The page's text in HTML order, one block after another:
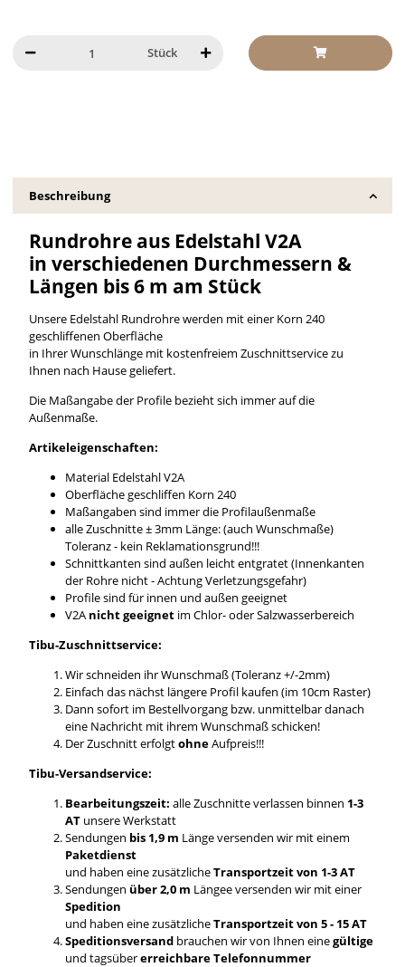
Stück
Beschreibung
Rundrohre aus Edelstahl V2A
in verschiedenen Durchmessern &
Längen bis 6 m am Stück
Unsere Edelstahl Rundrohre werden mit einer Korn 240
geschliffenen Oberfläche
in Ihrer Wunschlänge mit kostenfreiem Zuschnittservice zu
Ihnen nach Hause geliefert.
Die Maßangabe der Profile bezieht sich immer auf die
Außenmaße.
Artikeleigenschaften:
Material Edelstahl V2A
Oberfläche geschliffen Korn 240
Maßangaben sind immer die Profilaußenmaße
alle Zuschnitte ± 3mm Länge: (auch Wunschmaße)
Toleranz - kein Reklamationsgrund!!!
Schnittkanten sind außen leicht entgratet (Innenkanten
der Rohre nicht - Achtung Verletzungsgefahr)
Profile sind für innen und außen geeignet
V2A nicht geeignet im Chlor- oder Salzwasserbereich
Tibu-Zuschnittservice:
Wir schneiden ihr Wunschmaß (Toleranz +/-2mm)
Einfach das nächst längere Profil kaufen (im 10cm Raster)
Dann sofort im Bestellvorgang bzw. unmittelbar danach
eine Nachricht mit ihrem Wunschmaß schicken!
Der Zuschnitt erfolgtohneAufpreis!!!
Tibu-Versandservice:
Bearbeitungszeit: alle Zuschnitte verlassen binnen 1-3
AT unsere Werkstatt
Sendungen bis 1,9 m Länge versenden wir mit einem
Paketdienst
und haben eine zusätzlicheTransportzeit von 1-3 AT
Sendungen über 2,0 m Längee versenden wir mit einer
Spedition
und haben eine zusätzlicheTransportzeit von 5 - 15 AT
Speditionsversandbrauchen wir von Ihnen einegültige
und tagsübererreichbare Telefonnummer